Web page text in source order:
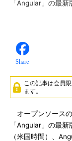
「Angular」の最
Share
この記事は会員限
ます。
オープンソース
「Angular」の最
（米国時間）、